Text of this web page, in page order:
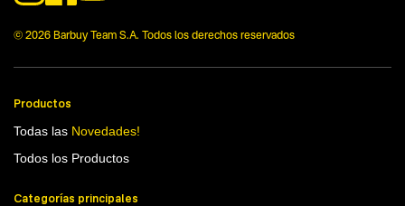
© 2026 Barbuy Team S.A. Todos los derechos reservados
Productos
Todas las Novedades!
Todos los Productos
Categorías principales